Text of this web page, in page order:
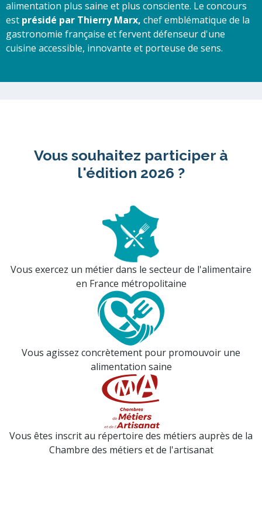
alimentation plus saine et plus consciente. Le concours
est présidé par Thierry Marx, chef emblématique de la
gastronomie française et fervent défenseur d'une
cuisine accessible, innovante et porteuse de sens.
Vous souhaitez participer à
l'édition 2026 ?
Vous exercez un métier dans le secteur de l'alimentaire
en France métropolitaine
Vous agissez concrètement pour promouvoir une
alimentation saine
Vous êtes inscrit au répertoire des métiers auprès de la
Chambre des métiers et de l'artisanat